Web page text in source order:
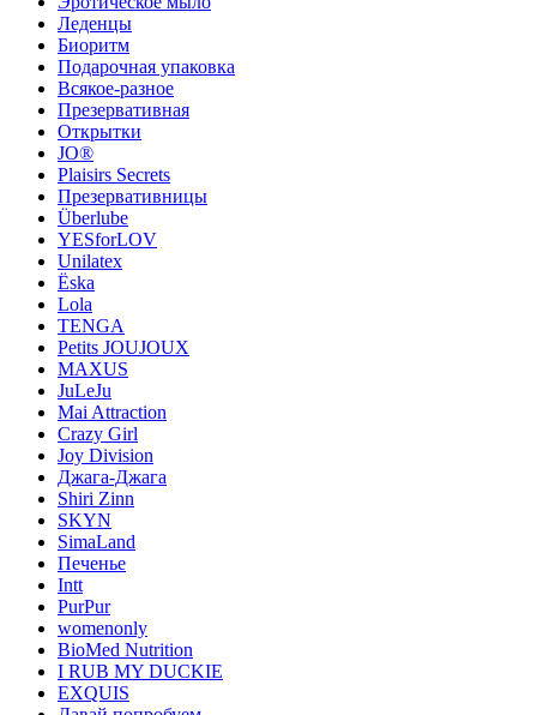
Леденцы
Биоритм
Подарочная упаковка
Всякое-разное
Презервативная
Открытки
JO®
Plaisirs Secrets
Презервативницы
Überlube
YESforLOV
Unilatex
Ёska
Lola
TENGA
Petits JOUJOUX
MAXUS
JuLeJu
Mai Attraction
Crazy Girl
Joy Division
Джага-Джага
Shiri Zinn
SKYN
SimaLand
Печенье
Intt
PurPur
womenonly
BioMed Nutrition
I RUB MY DUCKIE
EXQUIS